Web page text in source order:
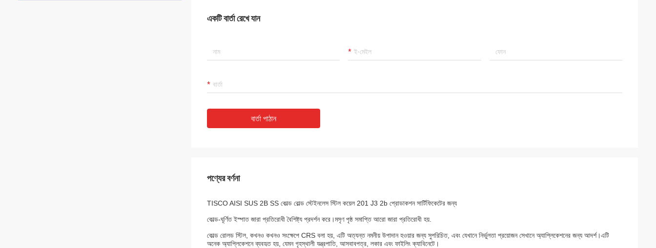
একটি বার্তা রেখে যান
বার্তা পাঠান
পণ্যের বর্ণনা
TISCO AISI SUS 2B SS কোল্ড রোল্ড স্টেইনলেস স্টিল কয়েল 201 J3 2b প্রোডাকশন সার্টিফিকেটের জন্য
কোল্ড-ঘূর্ণিত ইস্পাত জারা প্রতিরোধী বৈশিষ্ট্য প্রদর্শন করে।মসৃণ পৃষ্ঠ সমাপ্তি আরো জারা প্রতিরোধী হয়.
কোল্ড রোলড স্টিল, কখনও কখনও সংক্ষেপে CRS বলা হয়, এটি অত্যন্ত নমনীয় উপাদান হওয়ার জন্য সুপরিচিত, এবং যেখানে নির্ভুলতা প্রয়োজন সেখানে অ্যাপ্লিকেশনের জন্য আদর্শ।এটি
অনেক অ্যাপ্লিকেশনে ব্যবহৃত হয়, যেমন গৃহস্থালী যন্ত্রপাতি, আসবাবপত্র, লকার এবং ফাইলিং ক্যাবিনেটে।